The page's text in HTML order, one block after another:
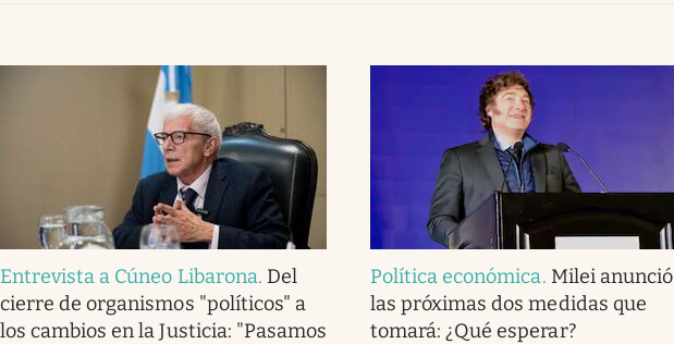
abre en nueva pestaña
Entrevista a Cúneo Libarona. Del
cierre de organismos "políticos" a
los cambios en la Justicia: "Pasamos
Política económica. Milei anunció
las próximas dos medidas que
tomará: ¿Qué esperar?